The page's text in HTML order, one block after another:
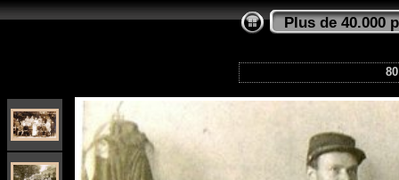
Plus de 40.000